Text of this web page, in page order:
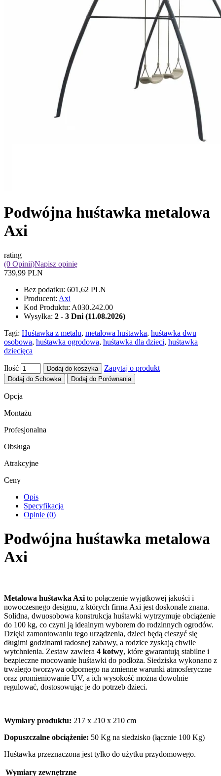
Podwójna huśtawka metalowa
Axi
rating
(0 Opinii)Napisz opinię
739,99 PLN
Bez podatku: 601,62 PLN
Producent: Axi
Kod Produktu: A030.242.00
Wysyłka: 2 - 3 Dni (11.08.2026)
Tagi: Huśtawka z metalu, metalowa huśtawka, huśtawka dwu
osobowa, huśtawka ogrodowa, huśtawka dla dzieci, huśtawka
dziecięca
Ilość Dodaj do koszyka Zapytaj o produkt
Dodaj do Schowka Dodaj do Porównania
Opcja
Montażu
Profesjonalna
Obsługa
Atrakcyjne
Ceny
Opis
Specyfikacja
Opinie (0)
Podwójna huśtawka metalowa
Axi
Metalowa huśtawka Axi to połączenie wyjątkowej jakości i
nowoczesnego designu, z których firma Axi jest doskonale znana.
Solidna, dwuosobowa konstrukcja huśtawki wytrzymuje obciążenie
do 100 kg, co czyni ją idealnym wyborem do rodzinnych ogrodów.
Dzięki zamontowaniu tego urządzenia, dzieci będą cieszyć się
długimi godzinami radosnej zabawy, a rodzice zyskają chwile
wytchnienia. Zestaw zawiera 4 kotwy, które gwarantują stabilne i
bezpieczne mocowanie huśtawki do podłoża. Siedziska wykonano z
trwałego tworzywa odpornego na zmienne warunki atmosferyczne
oraz promieniowanie UV, a ich wysokość można dowolnie
regulować, dostosowując je do potrzeb dzieci.
Wymiary produktu: 217 x 210 x 210 cm
Dopuszczalne obciążenie: 50 Kg na siedzisko (łącznie 100 Kg)
Huśtawka przeznaczona jest tylko do użytku przydomowego.
Wymiary zewnętrzne